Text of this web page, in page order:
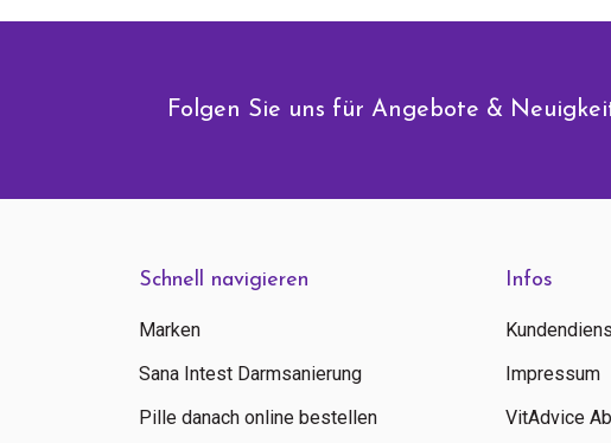
Folgen Sie uns für Angebote &
Schnell navigieren
Marken
Sana Intest Darmsanierung
Pille danach online bestellen
Infos
Impressum
VitAdvice